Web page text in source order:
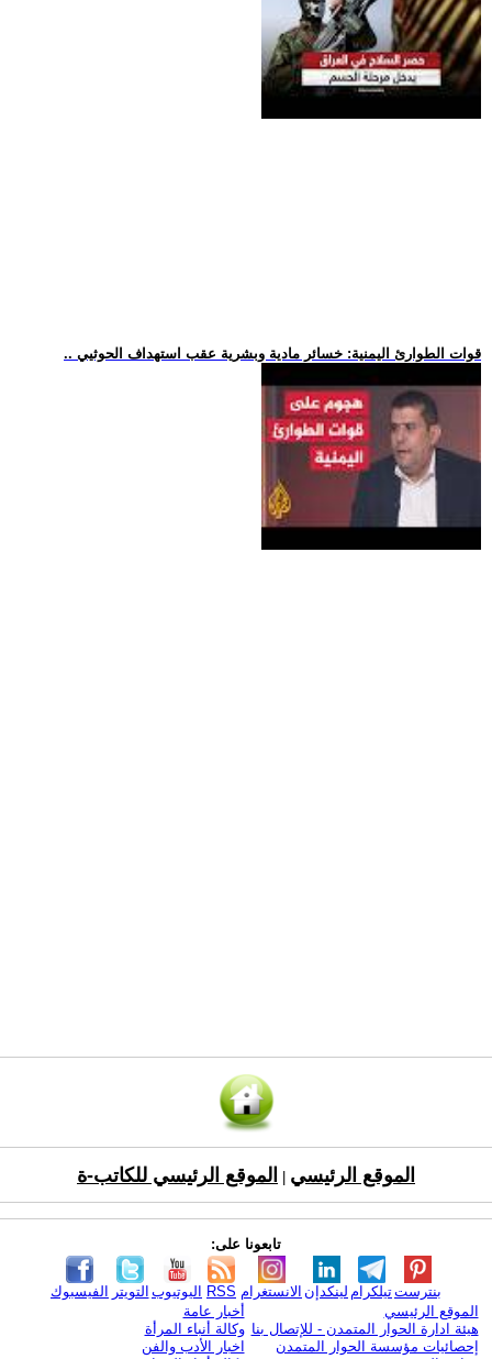
.. قوات الطوارئ اليمنية: خسائر مادية وبشرية عقب استهداف الحوثيي
الموقع الرئيسي الموقع الرئيسي للكاتب-ة
تابعونا على:
الفيسبوك التويتر اليوتيوب RSS الانستغرام لينكدإن تيلكرامبنترست
الموقع الرئيسي
هيئة ادارة الحوار المتمدن - للإتصال بنا
إحصائيات مؤسسة الحوار المتمدن
أخبار عامة
وكالة أنباء المرأة
اخبار الأدب والفن